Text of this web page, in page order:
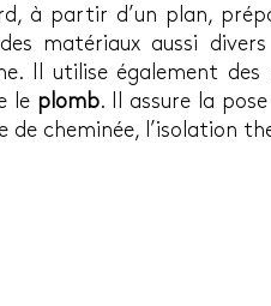
à partir d’un plan,
matériaux aussi
Il utilise également
le plomb. Il assure la
de cheminée, l’isolation